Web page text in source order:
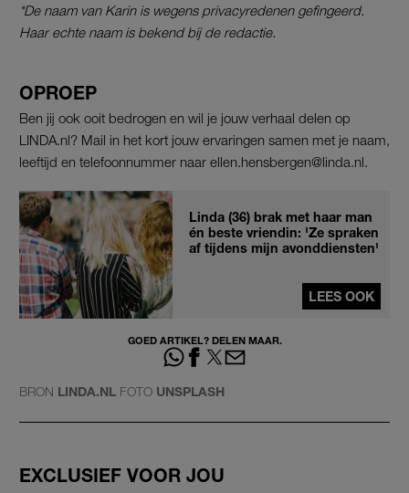
*De naam van Karin is wegens privacyredenen gefingeerd.
Haar echte naam is bekend bij de redactie.
OPROEP
Ben jij ook ooit bedrogen en wil je jouw verhaal delen op
LINDA.nl? Mail in het kort jouw ervaringen samen met je naam,
leeftijd en telefoonnummer naar ellen.hensbergen@linda.nl.
Linda (36) brak met haar man
én beste vriendin: 'Ze spraken
af tijdens mijn avonddiensten'
LEES OOK
GOED ARTIKEL? DELEN MAAR.
BRON LINDA.NL FOTO UNSPLASH
EXCLUSIEF VOOR JOU